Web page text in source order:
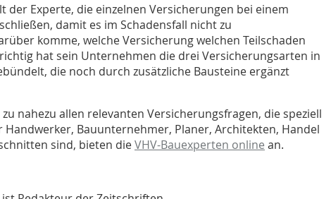
der Experte, die einzelnen Versicherungen bei einem
damit es im Schadensfall nicht zu
komme, welche Versicherung welchen Teilschaden
hat sein Unternehmen die drei Versicherungsarten in
die noch durch zusätzliche Bausteine ergänzt
nahezu allen relevanten Versicherungsfragen, die speziell
Handwerker, Bauunternehmer, Planer, Architekten, Handel
sind, bieten dieVHV-Bauexperten online an.